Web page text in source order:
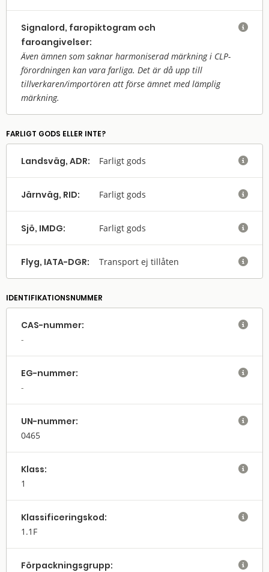
Signalord, faropiktogram och
faroangivelser:
Även ämnen som saknar harmoniserad märkning i CLP-
förordningen kan vara farliga. Det är då upp till
tillverkaren/importören att förse ämnet med lämplig
märkning.

FARLIGT GODS ELLER INTE?
Landsväg, ADR: Farligt gods 
Järnväg, RID: Farligt gods 
Sjö, IMDG: Farligt gods 
Flyg, IATA-DGR: Transport ej tillåten 
IDENTIFIKATIONSNUMMER
CAS-nummer: 
EG-nummer: 
UN-nummer:
0465

Klass:
1

Klassifi­cerings­kod:
1.1F

Förpack­nings­grupp: 